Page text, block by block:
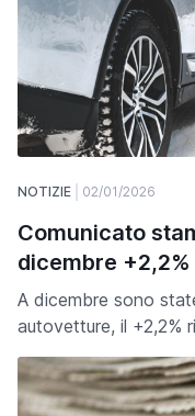
NOTIZIE 02/01/2026
Comunicato
dicembre +2,2%
A dicembre sono
autovetture, il +2,2%